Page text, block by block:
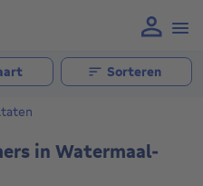
Sorteren
in Watermaal-